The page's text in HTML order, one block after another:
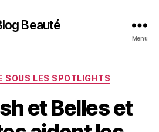
Beauté
Menu
Catégories
SOUS LES SPOTLIGHTS
et Belles et